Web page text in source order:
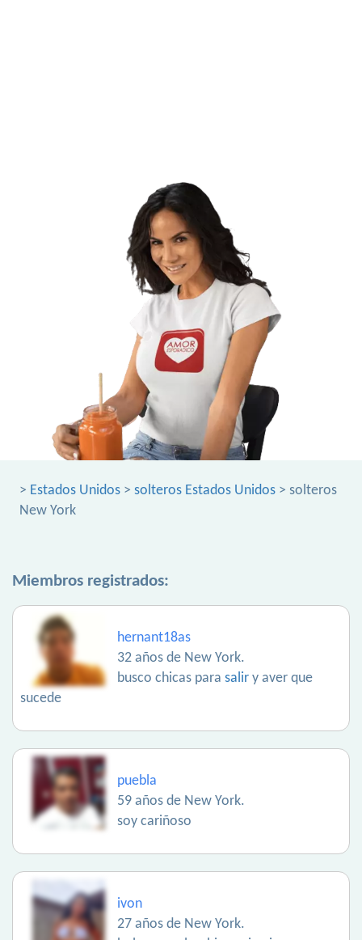
> Estados Unidos > solteros Estados Unidos > solteros
New York
Miembros registrados:
hernant18as
32 años de New York.
busco chicas para salir y aver que
sucede
puebla
59 años de New York.
soy cariñoso
ivon
27 años de New York.